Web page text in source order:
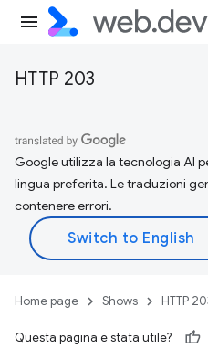
HTTP 203
Google utilizza la tecnologia AI
lingua preferita. Le traduzioni
contenere errori.
Home page Shows HTTP
Questa pagina è stata utile?